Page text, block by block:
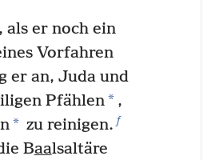
als er noch ein
Vorfahren
er an, Juda und
Pfählen* ,
* zu reinigen. f
Baalsaltäre